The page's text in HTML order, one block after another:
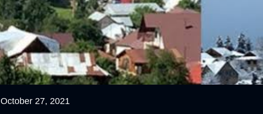
October 27, 2021